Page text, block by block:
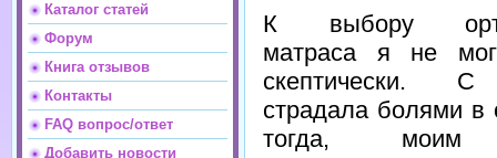
Каталог статей
Форум
Книга отзывов
Контакты
FAQ вопрос/ответ
Добавить новости
К выбору
матраса я не
скептически.
страдала болями
тогда, моим